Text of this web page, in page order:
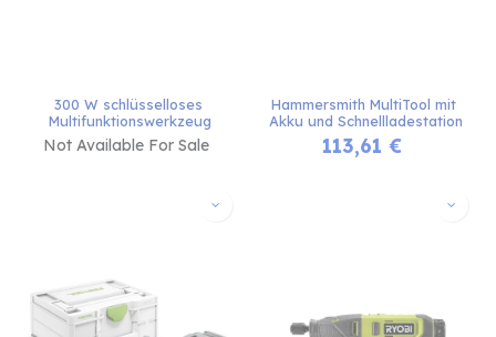
300 W schlüsselloses
Multifunktionswerkzeug
Not Available For Sale
Hammersmith MultiTool mit
Akku und Schnellladestation
113,61 €